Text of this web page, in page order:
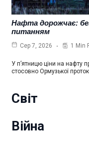
Нафта дорожчає:
питанням
Сер 7, 2026 1 Min
У п’ятницю ціни на нафту
стосовно Ормузької
Світ
Війна